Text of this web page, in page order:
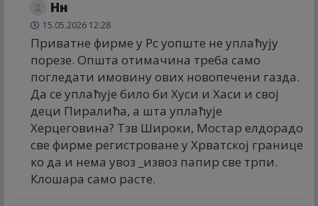
Нн
15.05.2026 12:28
Приватне фирме у Рс уопште не уплаћују
порезе. Општа отимачина треба само
погледати имовину ових новопечени газда.
Да се уплаћује било би Хуси и Хаси и свој
деци Пиралића, а шта уплаћује
Херцеговина? Тзв Широки, Мостар елдорадо
све фирме регистроване у Хрватској границе
ко да и нема увоз _извоз папир све трпи.
Клошара само расте.